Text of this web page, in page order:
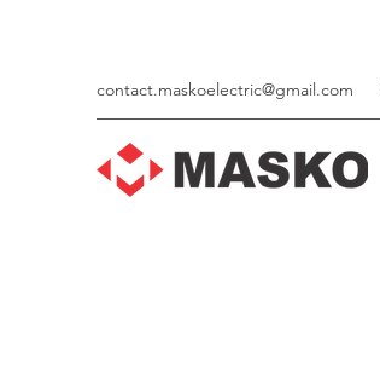
contact.maskoelectric@gmail.com